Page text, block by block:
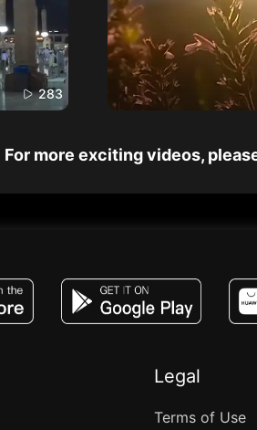
283
For more exciting videos,
Legal
Terms of Use